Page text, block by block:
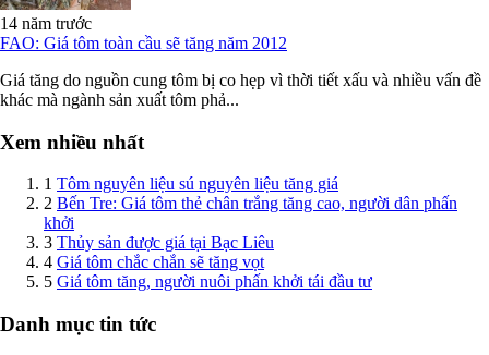
14 năm trước
FAO: Giá tôm toàn cầu sẽ tăng năm 2012
Giá tăng do nguồn cung tôm bị co hẹp vì thời tiết xấu và nhiều vấn đề
khác mà ngành sản xuất tôm phả...
Xem nhiều nhất
1 Tôm nguyên liệu sú nguyên liệu tăng giá
2 Bến Tre: Giá tôm thẻ chân trắng tăng cao, người dân phấn
khởi
3 Thủy sản được giá tại Bạc Liêu
4 Giá tôm chắc chắn sẽ tăng vọt
5 Giá tôm tăng, người nuôi phấn khởi tái đầu tư
Danh mục tin tức